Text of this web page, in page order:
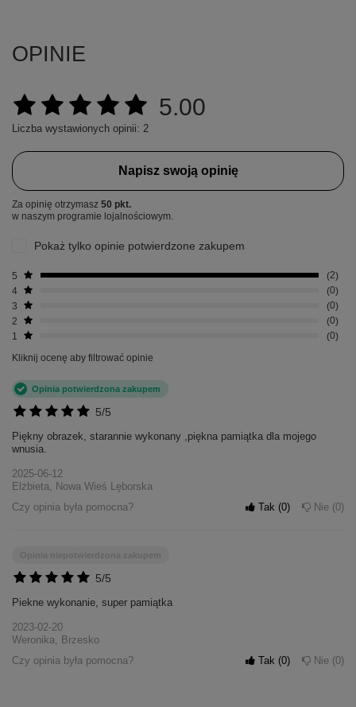
OPINIE
5.00
Liczba wystawionych opinii: 2
Napisz swoją opinię
Za opinię otrzymasz 50 pkt.
w naszym programie lojalnościowym.
Pokaż tylko opinie potwierdzone zakupem
5
2
4
0
3
0
2
0
1
0
Kliknij ocenę aby filtrować opinie
5/5
Opinia potwierdzona zakupem
Piękny obrazek, starannie wykonany ,piękna pamiątka dla mojego
wnusia.
2025-06-12
Elżbieta, Nowa Wieś Lęborska
Czy opinia była pomocna?
Tak 0 Nie 0
5/5
Piekne wykonanie, super pamiątka
2023-02-20
Weronika, Brzesko
Czy opinia była pomocna?
Tak 0 Nie 0